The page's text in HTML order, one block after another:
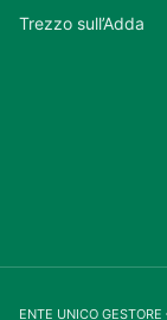
Trezzo sull’Adda
ENTE UNICO